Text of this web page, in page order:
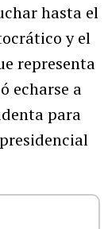
hasta el
y el
representa
echarse a
para